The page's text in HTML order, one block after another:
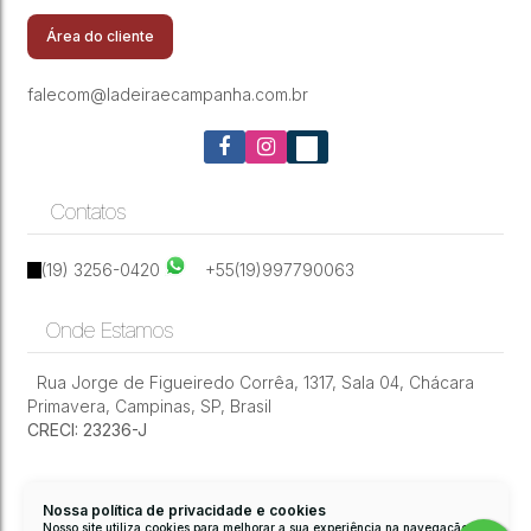
Nossa política de privacidade e cookies
Nosso site utiliza cookies para melhorar a sua experiência na navegação.
Inspirazzione - Valinh0s/SP
Área do cliente
falecom@ladeiraecampanha.com.br
Contatos
(19) 3256-0420 +55(19)997790063
Onde Estamos
Rua Jorge de Figueiredo Corrêa, 1317, Sala 04, Chácara
Primavera, Campinas, SP, Brasil
CRECI: 23236-J